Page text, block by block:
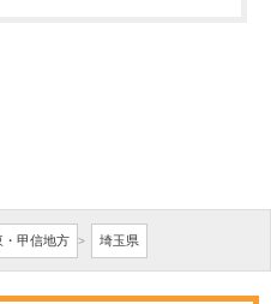
・甲信地方 > 埼玉県